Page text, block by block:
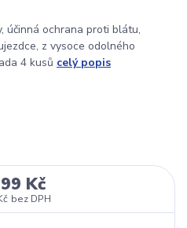
účinná ochrana proti blátu,
z vysoce odolného
4 kusů celý popis
Kč
bez DPH